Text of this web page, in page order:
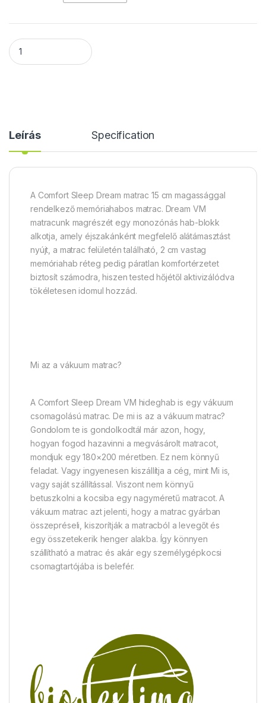
Comfort Sleep Dream matrac quantity
Leírás Specification
A Comfort Sleep Dream matrac 15 cm magassággal
rendelkező memóriahabos matrac. Dream VM
matracunk magrészét egy monozónás hab-blokk
alkotja, amely éjszakánként megfelelő alátámasztást
nyújt, a matrac felületén található, 2 cm vastag
memóriahab réteg pedig páratlan komfortérzetet
biztosít számodra, hiszen tested hőjétől aktivizálódva
tökéletesen idomul hozzád.
Mi az a vákuum matrac?
A Comfort Sleep Dream VM hideghab is egy vákuum
csomagolású matrac. De mi is az a vákuum matrac?
Gondolom te is gondolkodtál már azon, hogy,
hogyan fogod hazavinni a megvásárolt matracot,
mondjuk egy 180×200 méretben. Ez nem könnyű
feladat. Vagy ingyenesen kiszállítja a cég, mint Mi is,
vagy saját szállítással. Viszont nem könnyű
betuszkolni a kocsiba egy nagyméretű matracot. A
vákuum matrac azt jelenti, hogy a matrac gyárban
összepréseli, kiszorítják a matracból a levegőt és
egy összetekerik henger alakba. Így könnyen
szállítható a matrac és akár egy személygépkocsi
csomagtartójába is belefér.